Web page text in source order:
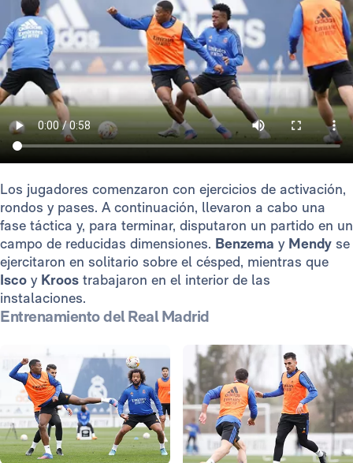
Los jugadores comenzaron con ejercicios de activación,
rondos y pases. A continuación, llevaron a cabo una
fase táctica y, para terminar, disputaron un partido en un
campo de reducidas dimensiones. Benzema y Mendy se
ejercitaron en solitario sobre el césped, mientras que
Isco y Kroos trabajaron en el interior de las
instalaciones.
Entrenamiento del Real Madrid